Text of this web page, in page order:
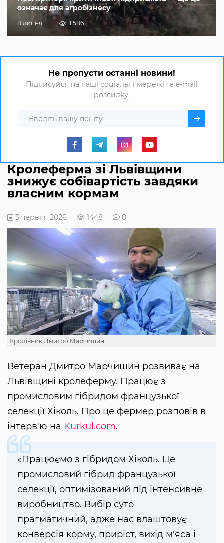
означає для агробізнесу
8 липня 1 586
Не пропусти останні новини!
Підписуйся на наші соціальні мережі та e-mail
розсилку.
Кролеферма зі Львівщини
знижує собівартість завдяки
власним кормам
3 червня 2026 1448 0
Кролівник Дмитро Марчишин
Ветеран Дмитро Марчишин розвиває на
Львівщині кролеферму. Працює з
промисловим гібридом французької
селекції Хіколь. Про це фермер розповів в
інтерв'ю на Kurkul.com.
«Працюємо з гібридом Хіколь. Це
промисловий гібрид французької
селекції, оптимізований під інтенсивне
виробництво. Вибір суто
прагматичний, адже нас влаштовує
конверсія корму, приріст, вихід м'яса і